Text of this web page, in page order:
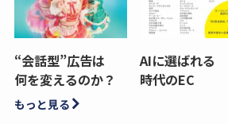
“会話型”広告は
何を変えるのか？
AIに選ばれる
時代のEC
もっと見る